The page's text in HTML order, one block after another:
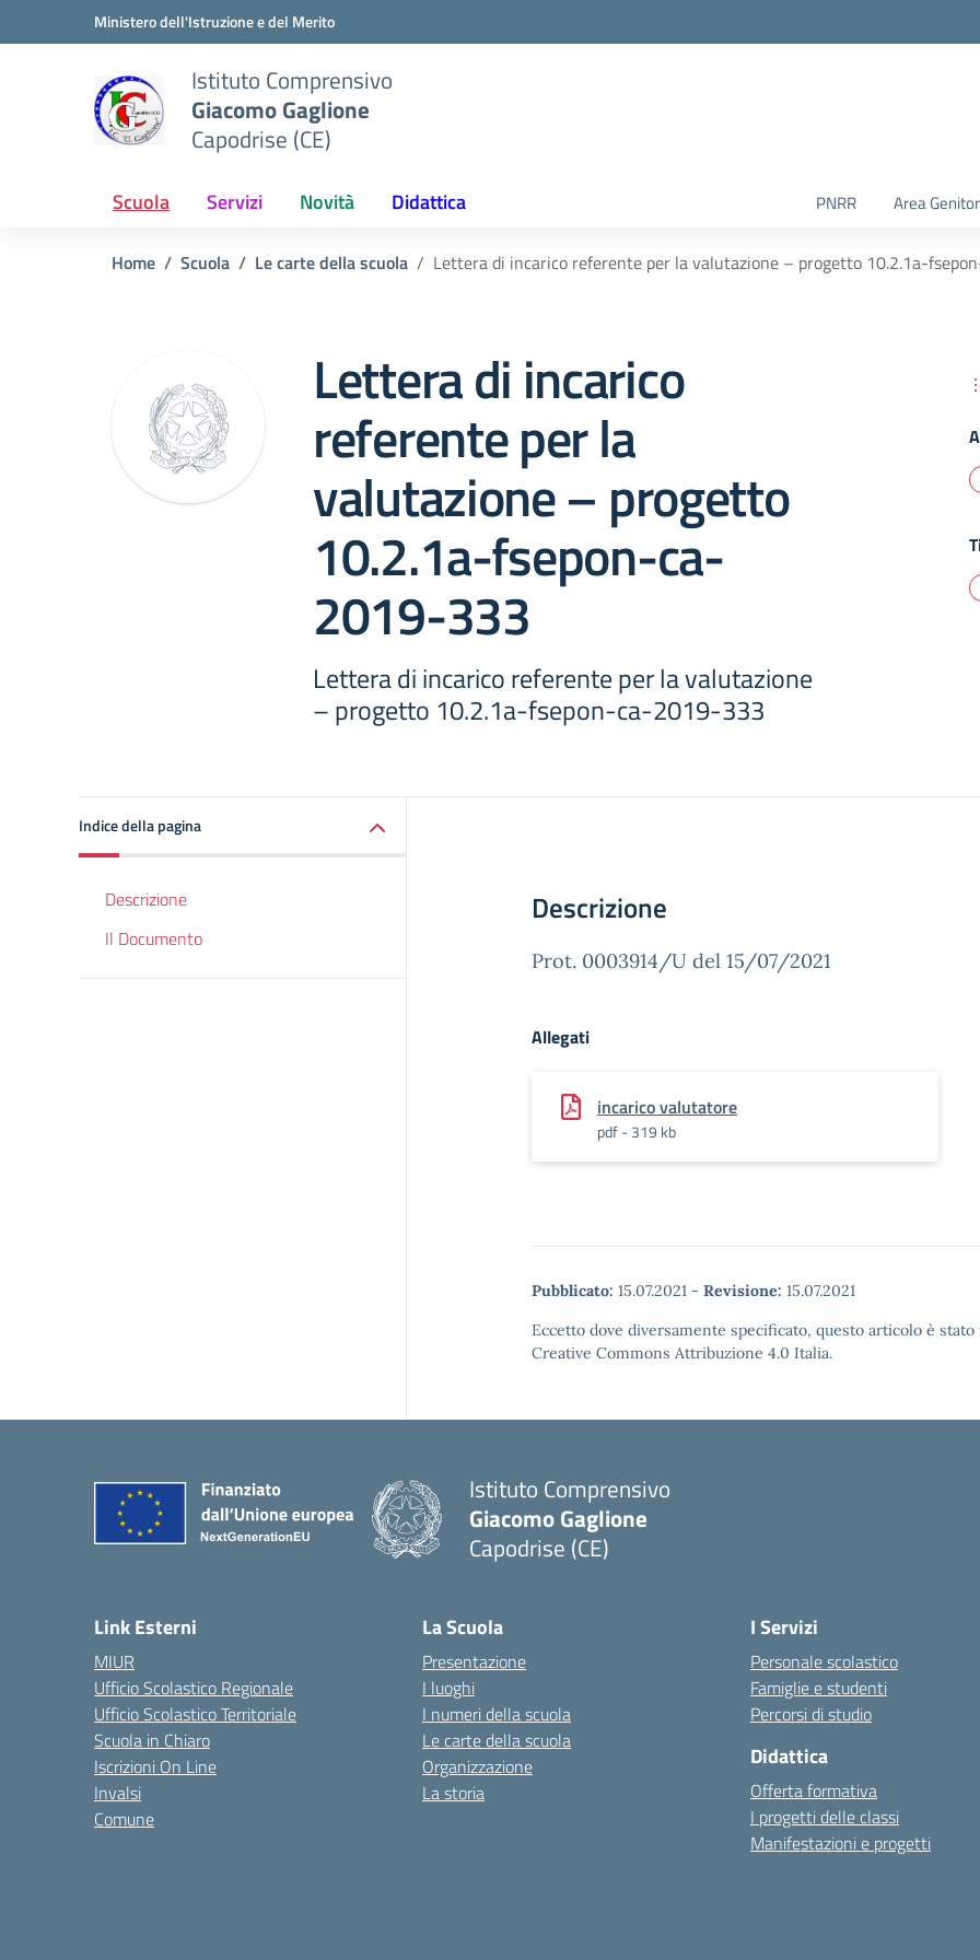
Vai ai contenuti
Vai al menu di navigazioneMinistero dell'Istruzione e del Merito
Istituto Comprensivo
Giacomo Gaglione
Capodrise (CE)
Scuola Servizi Novità Didattica PNRR Area
Home Scuola Le carte della scuola Lettera di incarico referente per la valutazione – progetto 10.2.1a-
Lettera di incarico
referente per la
valutazione – progetto
10.2.1a-fsepon-ca-
2019-333
Lettera di incarico referente per la valutazione
– progetto 10.2.1a-fsepon-ca-2019-333
Indice della pagina
Descrizione
Il Documento
Descrizione
Prot. 0003914/U del 15/07/2021
Allegati
incarico valutatore
pdf - 319 kb
Pubblicato: 15.07.2021 - Revisione: 15.07.2021
Eccetto dove diversamente specificato, questo articolo è
Creative Commons Attribuzione 4.0 Italia.
Istituto Comprensivo
Giacomo Gaglione
Capodrise (CE)
Link Esterni
MIUR
Ufficio Scolastico Regionale
Ufficio Scolastico Territoriale
Scuola in Chiaro
Iscrizioni On Line
Invalsi
Comune
La Scuola
Presentazione
I luoghi
I numeri della scuola
Le carte della scuola
Organizzazione
La storia
I Servizi
Personale scolastico
Famiglie e studenti
Percorsi di studio
Didattica
Offerta formativa
I progetti delle classi
Manifestazioni e progetti